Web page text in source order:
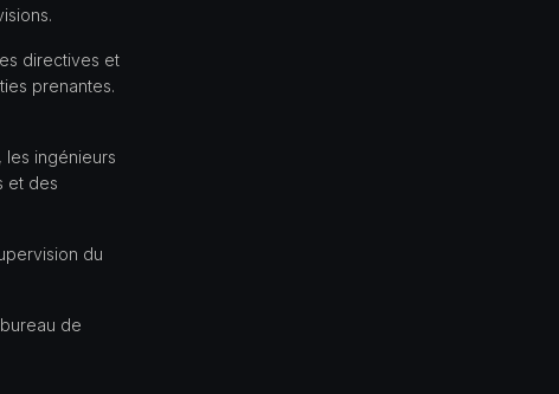
directives et
prenantes.
les ingénieurs
et des
du
de